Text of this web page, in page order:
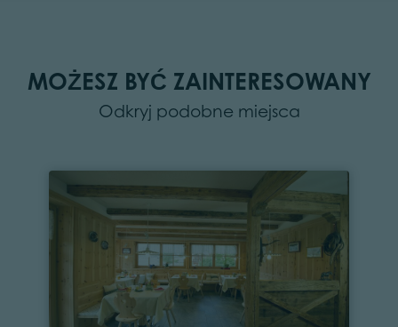
MOŻESZ BYĆ ZAINTERESOWANY
Odkryj podobne miejsca